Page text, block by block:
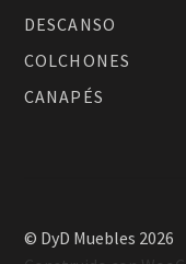
DESCANSO
COLCHONES
CANAPÉS
© DyD Muebles 2026